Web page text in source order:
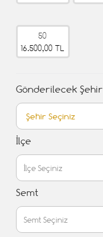
50
16.500,00 TL
Gönderilecek Şehir
İlçe
Semt